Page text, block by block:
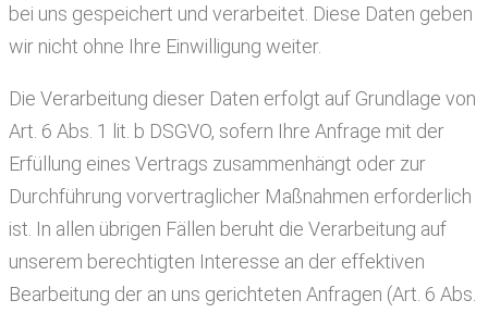
bei uns gespeichert und verarbeitet. Diese Daten geben
wir nicht ohne Ihre Einwilligung weiter.
Die Verarbeitung dieser Daten erfolgt auf Grundlage von
Art. 6 Abs. 1 lit. b DSGVO, sofern Ihre Anfrage mit der
Erfüllung eines Vertrags zusammenhängt oder zur
Durchführung vorvertraglicher Maßnahmen erforderlich
ist. In allen übrigen Fällen beruht die Verarbeitung auf
unserem berechtigten Interesse an der effektiven
Bearbeitung der an uns gerichteten Anfragen (Art. 6 Abs.